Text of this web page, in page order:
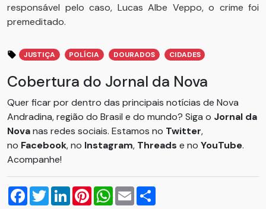
responsável pelo caso, Lucas Albe Veppo, o crime foi
premeditado.
JUSTIÇA POLÍCIA DOURADOS CIDADES
Cobertura do Jornal da Nova
Quer ficar por dentro das principais notícias de Nova
Andradina, região do Brasil e do mundo? Siga o Jornal da
Novanas redes sociais. Estamos no Twitter,
no Facebook, no Instagram, Threads e no YouTube.
Acompanhe!
Facebook
TwitterLinkedInPinterestWhatsApp
Email